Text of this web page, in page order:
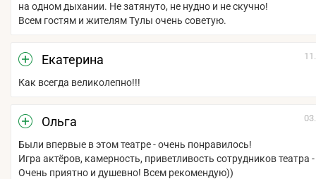
на одном дыхании. Не затянуто, не нудно и не скучно!
Всем гостям и жителям Тулы очень советую.
Екатерина
Как всегда великолепно!!!
Ольга
Были впервые в этом театре - очень понравилось!
Игра актёров, камерность, приветливость сотрудников театра
Очень приятно и душевно! Всем рекомендую))